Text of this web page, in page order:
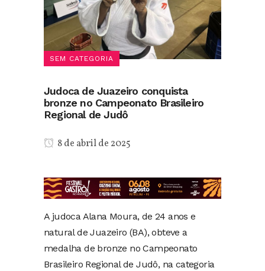
SEM CATEGORIA
Judoca de Juazeiro conquista
bronze no Campeonato Brasileiro
Regional de Judô
8 de abril de 2025
A judoca Alana Moura, de 24 anos e
natural de Juazeiro (BA), obteve a
medalha de bronze no Campeonato
Brasileiro Regional de Judô, na categoria